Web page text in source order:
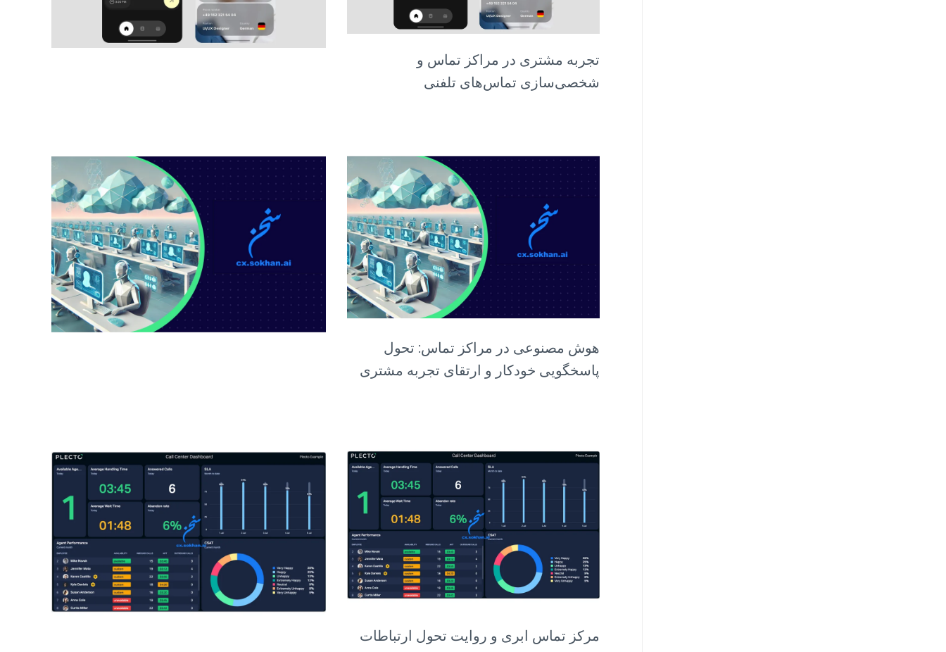
تجربه مشتری در مراکز تماس و
شخصی‌سازی تماس‌های تلفنی
هوش مصنوعی در مراکز تماس: تحول
پاسخگویی خودکار و ارتقای تجربه مشتری
مرکز تماس ابری و روایت تحول ارتباطات